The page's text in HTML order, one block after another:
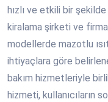
hızlı ve etkili bir
kiralama şirketi ve
modellerde mazotlu
ihtiyaçlara göre
bakım hizmetleriyle
hizmeti, kullanıcıların